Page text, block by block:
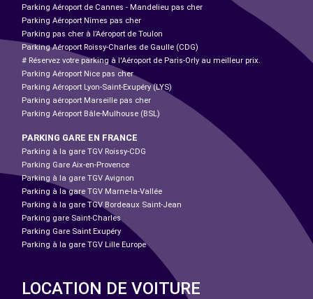
Parking Aéroport de Cannes - Mandelieu pas cher
Parking Aéroport Nîmes pas cher
Parking pas cher à l’Aéroport de Toulon
Parking Aéroport Roissy-Charles de Gaulle (CDG)
# Réservez votre parking à l'Aéroport de Paris-Orly au meilleur prix.
Parking Aéroport Nice pas cher
Parking Aéroport Lyon-Saint-Exupéry (LYS)
Parking aéroport Marseille pas cher
Parking Aéroport Bâle-Mulhouse (BSL)
PARKING GARE EN FRANCE
Parking à la gare TGV Roissy-CDG
Parking Gare Aix-en-Provence
Parking à la gare TGV Avignon
Parking à la gare TGV Marne-la-Vallée
Parking à la gare TGV Bordeaux Saint-Jean
Parking gare Saint-Charles
Parking Gare Saint Exupéry
Parking à la gare TGV Lille Europe
LOCATION DE VOITURE